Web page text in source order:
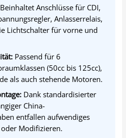
Beinhaltet Anschlüsse für CDI,
Anlasserrelais,
Lichtschalter für vorne und
Passend für 6
(50cc bis 125cc),
als auch stehende Motoren.
Dank standardisierter
China-
entfallen aufwendiges
Modifizieren.